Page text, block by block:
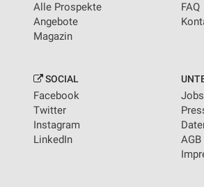
Alle Prospekte
Angebote
Magazin
FAQ
SOCIAL
Facebook
Twitter
Instagram
LinkedIn
Jobs
AGB